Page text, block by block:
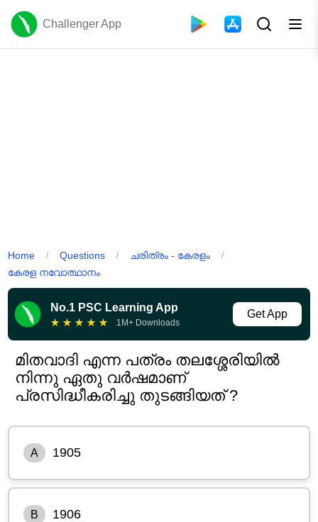
Challenger App
Home / Questions / ചരിത്രം - കേരളം /
കേരള നവോത്ഥാനം
No.1 PSC Learning App
★ ★ ★ ★ ★ 1M+ Downloads
Get App
മിതവാദി എന്ന പത്രം തലശ്ശേരിയിൽ
നിന്നു ഏതു വർഷമാണ്
പ്രസിദ്ധീകരിച്ചു തുടങ്ങിയത് ?
A 1905
B 1906